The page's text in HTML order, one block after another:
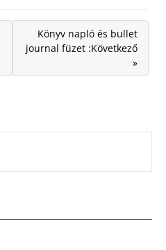
Könyv napló és bullet
journal füzet :Következő
»